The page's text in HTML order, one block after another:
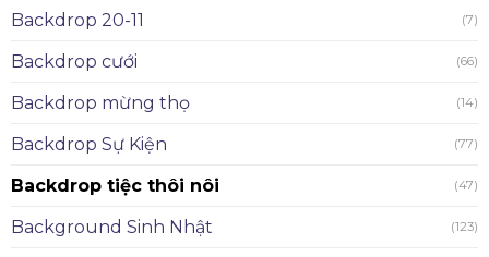
Backdrop 20-11 (7)
Backdrop cưới (66)
Backdrop mừng thọ (14)
Backdrop Sự Kiện (77)
Backdrop tiệc thôi nôi (47)
Background Sinh Nhật (123)